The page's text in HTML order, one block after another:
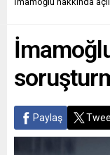
Paylaş